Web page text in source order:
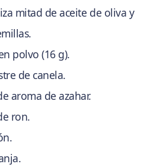
mitad de aceite de oliva y
polvo (16 g).
de canela.
aroma de azahar.
ron.